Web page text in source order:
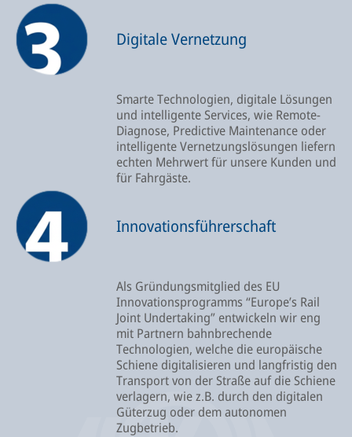
Digitale Vernetzung
Smarte Technologien, digitale Lösungen
und intelligente Services, wie Remote-
Diagnose, Predictive Maintenance oder
intelligente Vernetzungslösungen liefern
echten Mehrwert für unsere Kunden und
für Fahrgäste.
Innovationsführerschaft
Als Gründungsmitglied des EU
Innovationsprogramms “Europe’s Rail
Joint Undertaking” entwickeln wir eng
mit Partnern bahnbrechende
Technologien, welche die europäische
Schiene digitalisieren und langfristig den
Transport von der Straße auf die Schiene
verlagern, wie z.B. durch den digitalen
Güterzug oder dem autonomen
Zugbetrieb.